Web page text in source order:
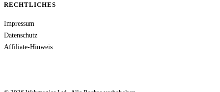
RECHTLICHES
Impressum
Datenschutz
Affiliate-Hinweis